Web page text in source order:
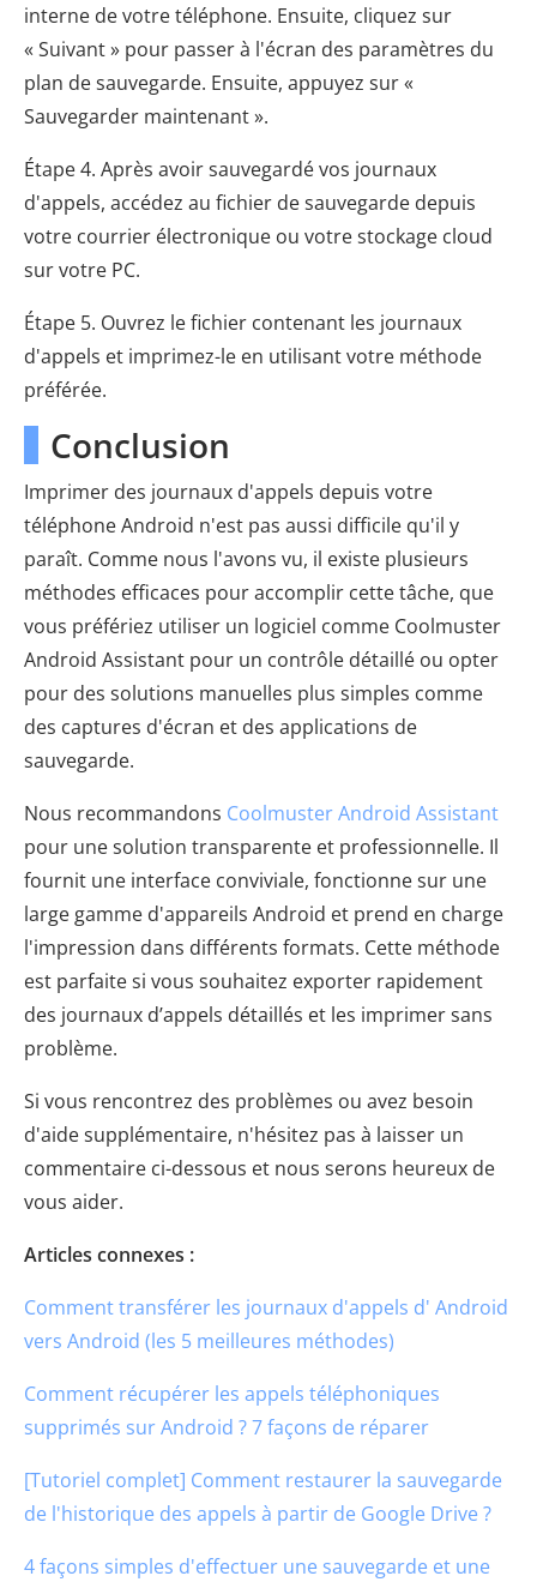
interne de votre téléphone. Ensuite, cliquez sur
« Suivant » pour passer à l'écran des paramètres du
plan de sauvegarde. Ensuite, appuyez sur «
Sauvegarder maintenant ».
Étape 4. Après avoir sauvegardé vos journaux
d'appels, accédez au fichier de sauvegarde depuis
votre courrier électronique ou votre stockage cloud
sur votre PC.
Étape 5. Ouvrez le fichier contenant les journaux
d'appels et imprimez-le en utilisant votre méthode
préférée.
Conclusion
Imprimer des journaux d'appels depuis votre
téléphone Android n'est pas aussi difficile qu'il y
paraît. Comme nous l'avons vu, il existe plusieurs
méthodes efficaces pour accomplir cette tâche, que
vous préfériez utiliser un logiciel comme Coolmuster
Android Assistant pour un contrôle détaillé ou opter
pour des solutions manuelles plus simples comme
des captures d'écran et des applications de
sauvegarde.
Nous recommandons Coolmuster Android Assistant
pour une solution transparente et professionnelle. Il
fournit une interface conviviale, fonctionne sur une
large gamme d'appareils Android et prend en charge
l'impression dans différents formats. Cette méthode
est parfaite si vous souhaitez exporter rapidement
des journaux d’appels détaillés et les imprimer sans
problème.
Si vous rencontrez des problèmes ou avez besoin
d'aide supplémentaire, n'hésitez pas à laisser un
commentaire ci-dessous et nous serons heureux de
vous aider.
Articles connexes :
Comment transférer les journaux d'appels d' Android
vers Android (les 5 meilleures méthodes)
Comment récupérer les appels téléphoniques
supprimés sur Android ? 7 façons de réparer
[Tutoriel complet] Comment restaurer la sauvegarde
de l'historique des appels à partir de Google Drive ?
4 façons simples d'effectuer une sauvegarde et une